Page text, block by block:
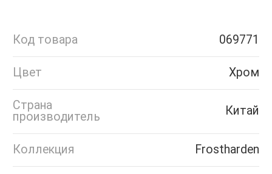
Код товара 069771
Цвет Хром
Страна
производитель
Китай
Коллекция Frostharden